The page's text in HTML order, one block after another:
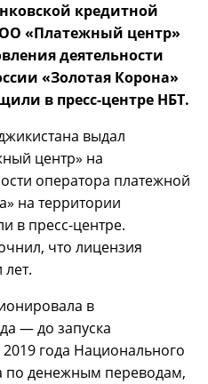
кредитной
«Платежный центр»
деятельности
«Золотая Корона»
в пресс-центре НБТ.
выдал
центр» на
оператора платежной
на территории
в пресс-центре.
что лицензия
лет.
в
— до запуска
года Национального
по денежным переводам,